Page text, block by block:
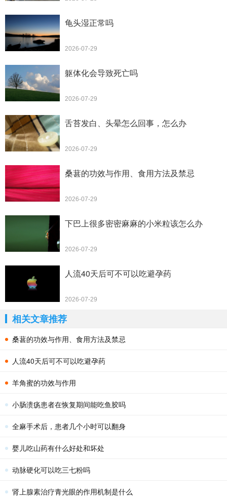
龟头湿正常吗
2026-07-29
躯体化会导致死亡吗
2026-07-29
舌苔发白、头晕怎么回事，怎么办
2026-07-29
桑葚的功效与作用、食用方法及禁忌
2026-07-29
下巴上很多密密麻麻的小米粒该怎么办
2026-07-29
人流40天后可不可以吃避孕药
2026-07-29
相关文章推荐
桑葚的功效与作用、食用方法及禁忌
人流40天后可不可以吃避孕药
羊角蜜的功效与作用
小肠溃疡患者在恢复期间能吃鱼胶吗
全麻手术后，患者几个小时可以翻身
婴儿吃山药有什么好处和坏处
动脉硬化可以吃三七粉吗
肾上腺素治疗青光眼的作用机制是什么